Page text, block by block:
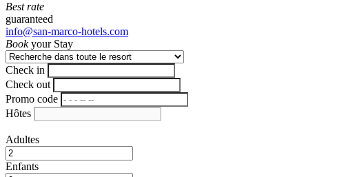
Best rate
guaranteed
info@san-marco-hotels.com
Bookyour Stay
Check in
Check out
Promo code
Hôtes
Adultes
Enfants